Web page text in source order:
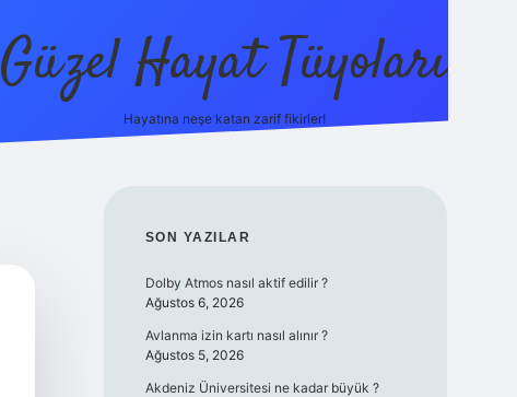
Güzel Hayat Tüyoları
Hayatına neşe katan zarif fikirler!
SIDEBAR
SON YAZILAR
Dolby Atmos nasıl aktif edilir ?
Ağustos 6, 2026
Avlanma izin kartı nasıl alınır ?
Ağustos 5, 2026
Akdeniz Üniversitesi ne kadar büyük ?